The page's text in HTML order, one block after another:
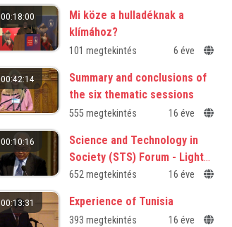
00:18:00
Mi köze a hulladéknak a
klímához?
101 megtekintés 6 éve
00:42:14
Summary and conclusions of
the six thematic sessions
555 megtekintés 16 éve
00:10:16
Science and Technology in
Society (STS) Forum - Lights
and Shadows of Science and
652 megtekintés 16 éve
00:13:31 Experience of Tunisia
393 megtekintés 16 éve